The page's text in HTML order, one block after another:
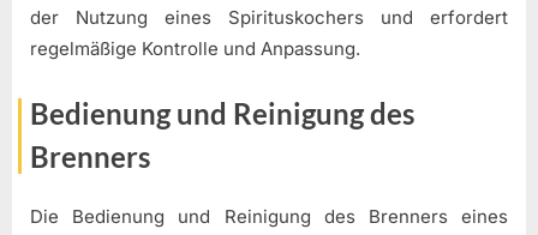
der Nutzung eines Spirituskochers und erfordert
regelmäßige Kontrolle und Anpassung.
Bedienung und Reinigung des
Brenners
Die Bedienung und Reinigung des Brenners eines